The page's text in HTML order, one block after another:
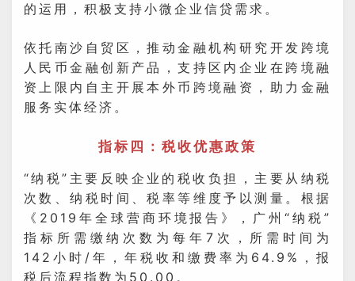
的运用，积极支持小微企业信贷需求。
依托南沙自贸区，推动金融机构研究开发跨境
人民币金融创新产品，支持区内企业在跨境融
资上限内自主开展本外币跨境融资，助力金融
服务实体经济。
指标四：税收优惠政策
“纳税”主要反映企业的税收负担，主要从纳税
次数、纳税时间、税率等维度予以测量。根据
《2019年全球营商环境报告》，广州“纳税”
指标所需缴纳次数为每年7次，所需时间为
142小时/年，年税收和缴费率为64.9%，报
税后流程指数为50.00。